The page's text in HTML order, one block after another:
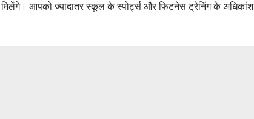
आपको ज्यादातर स्कूल के स्पोर्ट्स और फिटनेस ट्रेनिंग के अधिकांश